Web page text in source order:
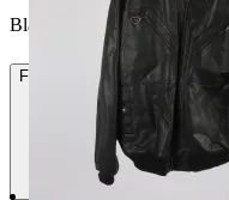
Blasphemica vann auktionen
Frakt 84 kr DSV